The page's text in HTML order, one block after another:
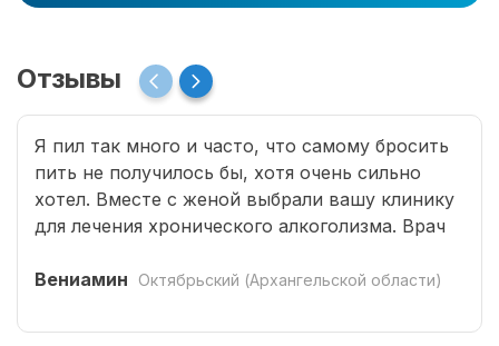
Отзывы
Я пил так много и часто, что самому бросить
пить не получилось бы, хотя очень сильно
хотел. Вместе с женой выбрали вашу клинику
для лечения хронического алкоголизма. Врач
сроком на три года. Вшивание препаратов
лечение. Врачом наркологом было подобрано
Вениамин Октябрьский (Архангельской области)